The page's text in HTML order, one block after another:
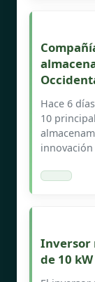
Hace 6
10
innovación
Inversor
de 10 kW